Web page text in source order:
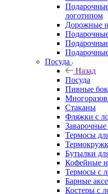
логотипом
Дорожные
Посуда
Назад
Посуда
Пивные
Стаканы
Фляжки с
Термосы
Бутылки
Кофейные
Термосы с
Барные
Костеры с